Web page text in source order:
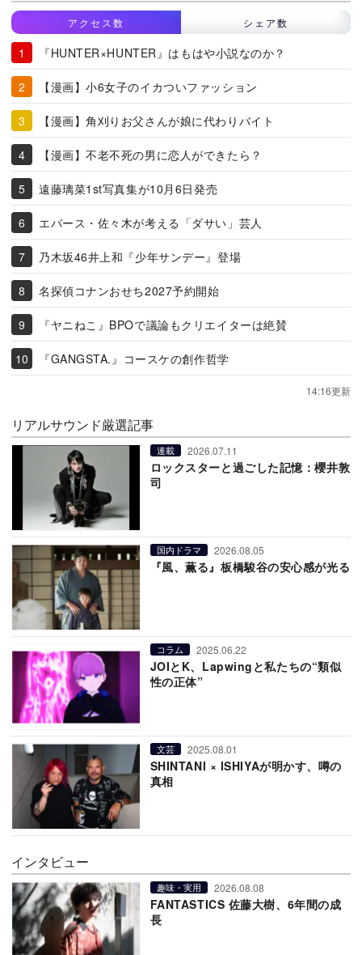
アクセス数 シェア数
『HUNTER×HUNTER』はもはや小説なのか？
【漫画】小6女子のイカついファッション
【漫画】角刈りお父さんが娘に代わりバイト
【漫画】不老不死の男に恋人ができたら？
遠藤璃菜1st写真集が10月6日発売
エバース・佐々木が考える「ダサい」芸人
乃木坂46井上和『少年サンデー』登場
名探偵コナンおせち2027予約開始
『ヤニねこ』BPOで議論もクリエイターは絶賛
『GANGSTA.』コースケの創作哲学
14:16更新
リアルサウンド厳選記事
連載 2026.07.11
ロックスターと過ごした記憶：櫻井敦
司
国内ドラマ 2026.08.05
『風、薫る』板橋駿谷の安心感が光る
コラム 2025.06.22
JOIとK、Lapwingと私たちの“類似
性の正体”
文芸 2025.08.01
SHINTANI × ISHIYAが明かす、噂の
真相
インタビュー
趣味・実用 2026.08.08
FANTASTICS 佐藤大樹、6年間の成
長